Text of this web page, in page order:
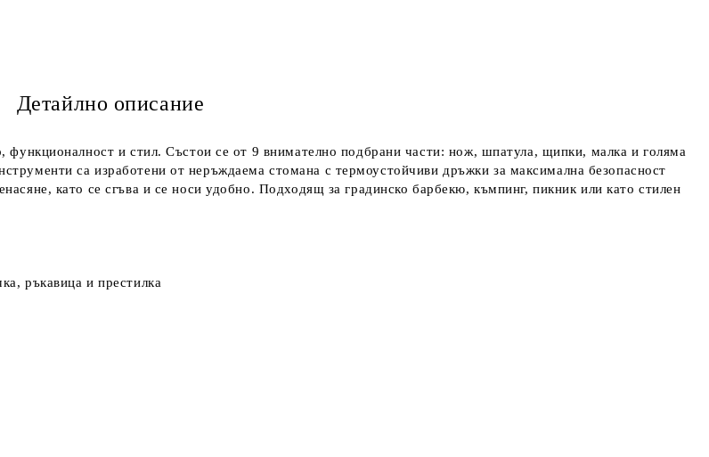
Детайлно описание
функционалност и стил. Състои се от 9 внимателно подбрани части: нож, шпатула, щипки, малка и голяма
са изработени от неръждаема стомана с термоустойчиви дръжки за максимална безопасност
като се сгъва и се носи удобно. Подходящ за градинско барбекю, къмпинг, пикник или като стилен
ръкавица и престилка